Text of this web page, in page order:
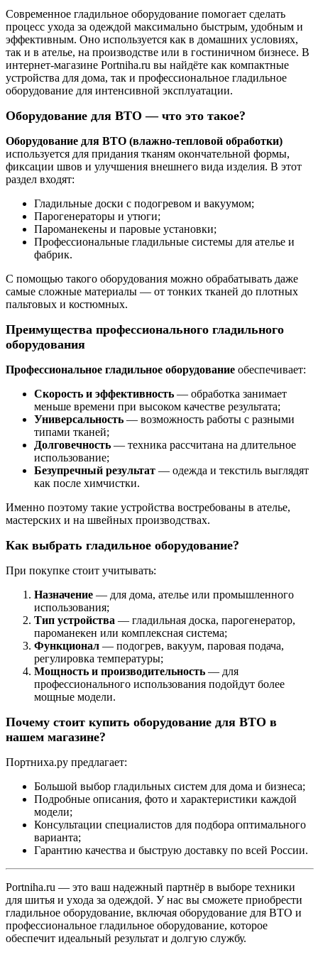
Современное гладильное оборудование помогает сделать
процесс ухода за одеждой максимально быстрым, удобным и
эффективным. Оно используется как в домашних условиях,
так и в ателье, на производстве или в гостиничном бизнесе. В
интернет-магазине Portniha.ru вы найдёте как компактные
устройства для дома, так и профессиональное гладильное
оборудование для интенсивной эксплуатации.
Оборудование для ВТО — что это такое?
Оборудование для ВТО (влажно-тепловой обработки)
используется для придания тканям окончательной формы,
фиксации швов и улучшения внешнего вида изделия. В этот
раздел входят:
Гладильные доски с подогревом и вакуумом;
Парогенераторы и утюги;
Пароманекены и паровые установки;
Профессиональные гладильные системы для ателье и
фабрик.
С помощью такого оборудования можно обрабатывать даже
самые сложные материалы — от тонких тканей до плотных
пальтовых и костюмных.
Преимущества профессионального гладильного
оборудования
Профессиональное гладильное оборудование обеспечивает:
Скорость и эффективность — обработка занимает
меньше времени при высоком качестве результата;
Универсальность — возможность работы с разными
типами тканей;
Долговечность — техника рассчитана на длительное
использование;
Безупречный результат — одежда и текстиль выглядят
как после химчистки.
Именно поэтому такие устройства востребованы в ателье,
мастерских и на швейных производствах.
Как выбрать гладильное оборудование?
При покупке стоит учитывать:
Назначение — для дома, ателье или промышленного
использования;
Тип устройства — гладильная доска, парогенератор,
пароманекен или комплексная система;
Функционал — подогрев, вакуум, паровая подача,
регулировка температуры;
Мощность и производительность — для
профессионального использования подойдут более
мощные модели.
Почему стоит купить оборудование для ВТО в
нашем магазине?
Портниха.ру предлагает:
Большой выбор гладильных систем для дома и бизнеса;
Подробные описания, фото и характеристики каждой
модели;
Консультации специалистов для подбора оптимального
варианта;
Гарантию качества и быструю доставку по всей России.
Portniha.ru — это ваш надежный партнёр в выборе техники
для шитья и ухода за одеждой. У нас вы сможете приобрести
гладильное оборудование, включая оборудование для ВТО и
профессиональное гладильное оборудование, которое
обеспечит идеальный результат и долгую службу.